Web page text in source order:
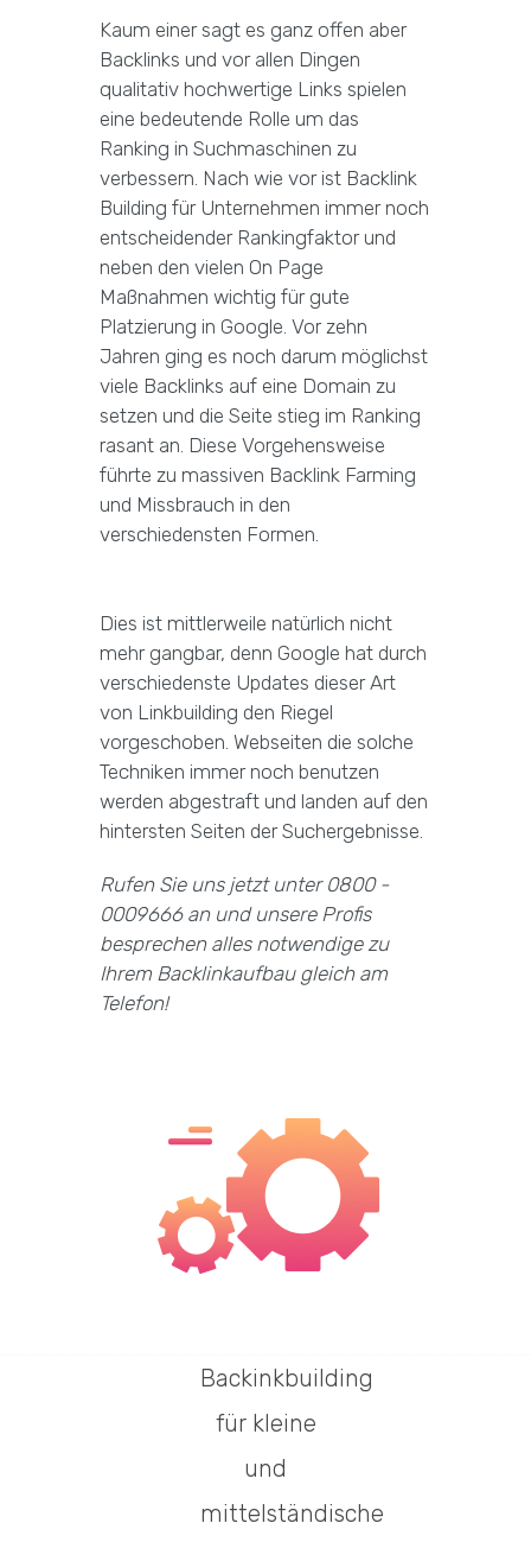
Kaum einer sagt es ganz offen aber
Backlinks und vor allen Dingen
qualitativ hochwertige Links spielen
eine bedeutende Rolle um das
Ranking in Suchmaschinen zu
verbessern. Nach wie vor ist Backlink
Building für Unternehmen immer noch
entscheidender Rankingfaktor und
neben den vielen On Page
Maßnahmen wichtig für gute
Platzierung in Google. Vor zehn
Jahren ging es noch darum möglichst
viele Backlinks auf eine Domain zu
setzen und die Seite stieg im Ranking
rasant an. Diese Vorgehensweise
führte zu massiven Backlink Farming
und Missbrauch in den
verschiedensten Formen.
Dies ist mittlerweile natürlich nicht
mehr gangbar, denn Google hat durch
verschiedenste Updates dieser Art
von Linkbuilding den Riegel
vorgeschoben. Webseiten die solche
Techniken immer noch benutzen
werden abgestraft und landen auf den
hintersten Seiten der Suchergebnisse.
Rufen Sie uns jetzt unter 0800 -
0009666 an und unsere Profis
besprechen alles notwendige zu
Ihrem Backlinkaufbau gleich am
Telefon!
Backinkbuilding
für kleine
und
mittelständische